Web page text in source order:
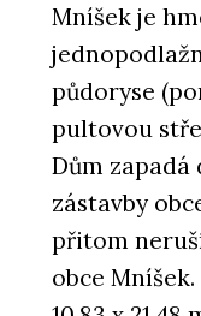
Mníšek je
půdoryse
pultovou
Dům
zástavby
přitom
obce